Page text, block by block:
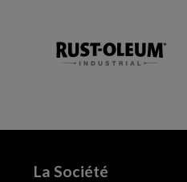
La Société